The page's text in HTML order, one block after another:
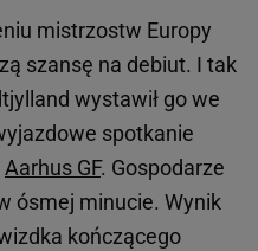
mistrzostw Europy
szansę na debiut. I tak
wystawił go we
spotkanie
Aarhus GF. Gospodarze
ósmej minucie. Wynik
kończącego